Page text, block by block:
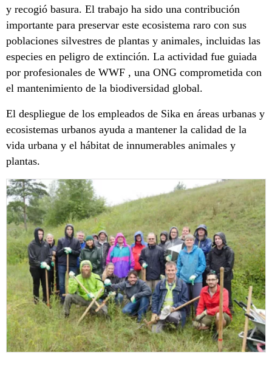
y recogió basura. El trabajo ha sido una contribución
importante para preservar este ecosistema raro con sus
poblaciones silvestres de plantas y animales, incluidas las
especies en peligro de extinción. La actividad fue guiada
por profesionales de WWF , una ONG comprometida con
el mantenimiento de la biodiversidad global.
El despliegue de los empleados de Sika en áreas urbanas y
ecosistemas urbanos ayuda a mantener la calidad de la
vida urbana y el hábitat de innumerables animales y
plantas.